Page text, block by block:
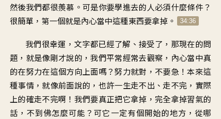
然後我們都很羨慕。可是你要學進去的人必須什麼條件？
很簡單，第一個就是內心當中這種東西要拿掉。
34:36
我們很幸運，文字都已經了解、接受了，那現在的問
題，就是像剛才說的，我們平常經常去觀察，內心當中真
的在努力在這個方向上面嗎？努力就對，不要急！本來這
種事情，就像前面說的，也許一生走不出、走不完，實際
上的確走不完啊！我們要真正把它拿掉，完全拿掉習氣的
話，不到佛怎麼可能？可它一定有個開始的地方，從哪